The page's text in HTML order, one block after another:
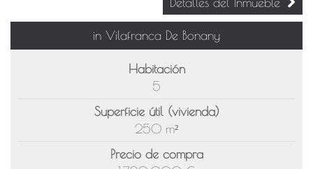
in Vilafranca De Bonany
Habitación
5
Superficie útil (vivienda)
250 m²
Precio de compra